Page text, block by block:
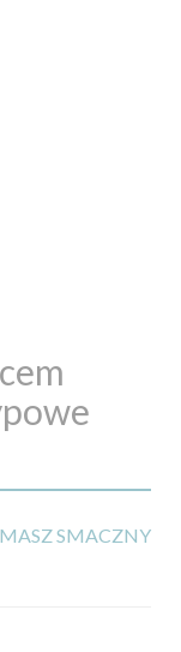
SMACZNY